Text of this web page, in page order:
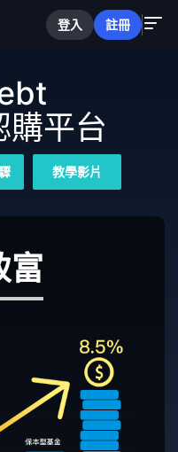
登入 註冊
購平台
教學影片
富